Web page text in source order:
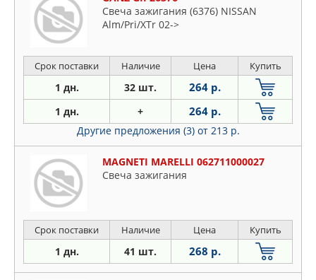
Свеча зажигания (6376) NISSAN
Alm/Pri/XTr 02->
Срок поставки Наличие Цена Купить
1 дн. 32 шт. 264 р.
1 дн. + 264 р.
Другие предложения (3) от 213 р.
MAGNETI MARELLI 062711000027
Свеча зажигания
Срок поставки Наличие Цена Купить
1 дн. 41 шт. 268 р.